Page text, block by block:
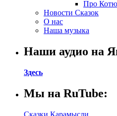
Про
Новости Сказок
О нас
Наша музыка
Наши аудио на
Здесь
Мы на RuTube:
Сказки Карамысли